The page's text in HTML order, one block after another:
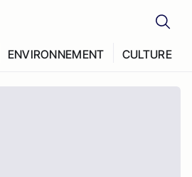
ENVIRONNEMENT CULTURE